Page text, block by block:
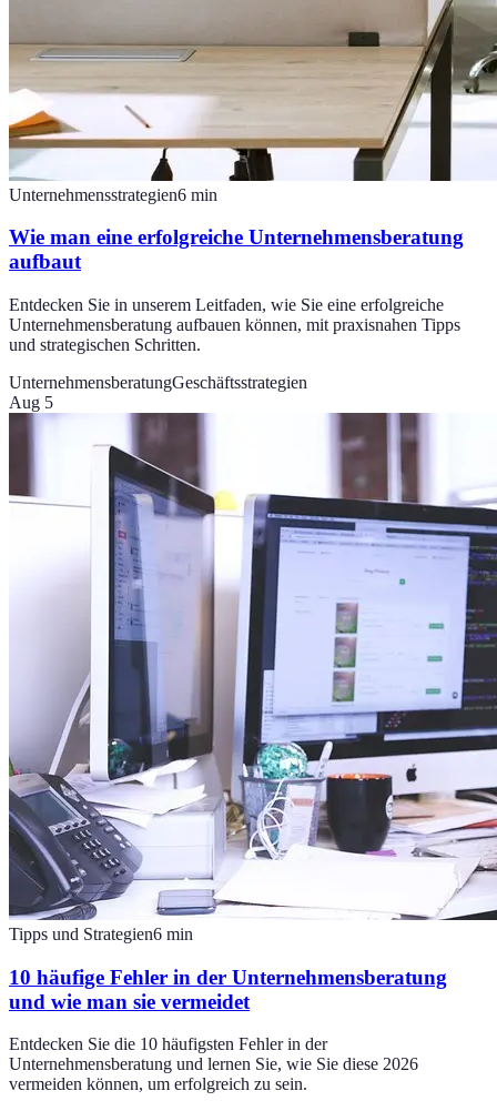
Unternehmensstrategien6 min
Wie man eine erfolgreiche Unternehmensberatung
aufbaut
Entdecken Sie in unserem Leitfaden, wie Sie eine erfolgreiche
Unternehmensberatung aufbauen können, mit praxisnahen Tipps
und strategischen Schritten.
UnternehmensberatungGeschäftsstrategien
Aug 5
Tipps und Strategien6 min
10 häufige Fehler in der Unternehmensberatung
und wie man sie vermeidet
Entdecken Sie die 10 häufigsten Fehler in der
Unternehmensberatung und lernen Sie, wie Sie diese 2026
vermeiden können, um erfolgreich zu sein.